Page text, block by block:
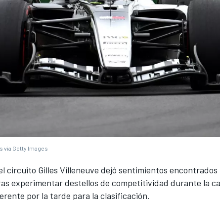
via Getty Images
circuito Gilles Villeneuve dejó sentimientos encontrados
experimentar destellos de competitividad durante la
por la tarde para la clasificación.